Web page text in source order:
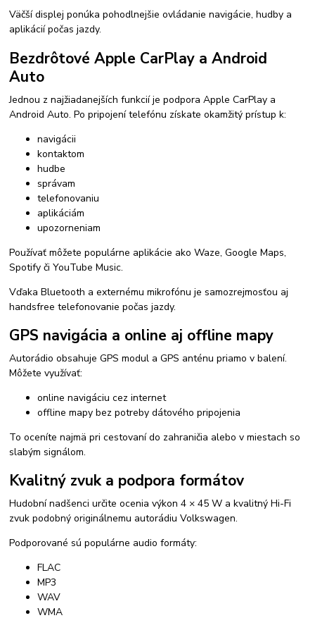
Väčší displej ponúka pohodlnejšie ovládanie navigácie, hudby a
aplikácií počas jazdy.
Bezdrôtové Apple CarPlay a Android
Auto
Jednou z najžiadanejších funkcií je podpora Apple CarPlay a
Android Auto. Po pripojení telefónu získate okamžitý prístup k:
navigácii
kontaktom
hudbe
správam
telefonovaniu
aplikáciám
upozorneniam
Používať môžete populárne aplikácie ako Waze, Google Maps,
Spotify či YouTube Music.
Vďaka Bluetooth a externému mikrofónu je samozrejmosťou aj
handsfree telefonovanie počas jazdy.
GPS navigácia a online aj offline mapy
Autorádio obsahuje GPS modul a GPS anténu priamo v balení.
Môžete využívať:
online navigáciu cez internet
offline mapy bez potreby dátového pripojenia
To oceníte najmä pri cestovaní do zahraničia alebo v miestach so
slabým signálom.
Kvalitný zvuk a podpora formátov
Hudobní nadšenci určite ocenia výkon 4 × 45 W a kvalitný Hi-Fi
zvuk podobný originálnemu autorádiu Volkswagen.
Podporované sú populárne audio formáty:
FLAC
MP3
WAV
WMA